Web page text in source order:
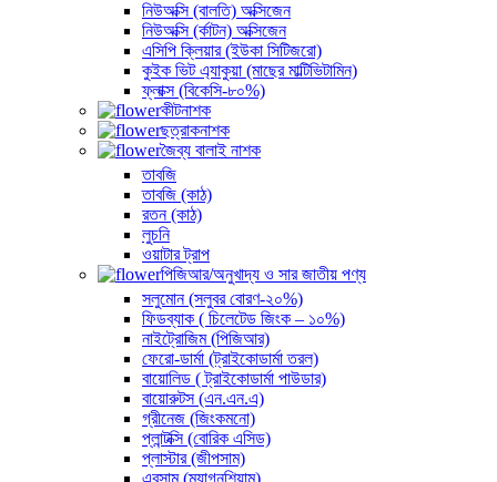
নিউঅক্সি (বালতি) অক্সিজেন
নিউঅক্সি (র্কাটন) অক্সিজেন
এসিপি ক্লিয়ার (ইউকা সিটিজরো)
কুইক ভিট এ্যাকুয়া (মাছের মাল্টিভিটামিন)
ফ্লাক্স (বিকেসি-৮০%)
কীটনাশক
ছত্রাকনাশক
জৈব্য বালাই নাশক
তাবজি
তাবজি (কাঠ)
রতন (কাঠ)
লুচনি
ওয়াটার ট্রাপ
পিজিআর/অনুখাদ্য ও সার জাতীয় পণ্য
সলুমোন (সলুবর বোরণ-২০%)
ফিডব্যাক ( চিলেটেড জিংক – ১০%)
নাইট্রোজিম (পিজিআর)
ফেরো-ডার্মা (ট্রাইকোডার্মা তরল)
বায়োলিড ( ট্রাইকোডার্মা পাউডার)
বায়োরুটস (এন.এন.এ)
গ্রীনেজ (জিংকমনো)
প্লান্টক্সি (বোরিক এসিড)
প্লাস্টার (জীপসাম)
এবসাম (ম্যাগনশিয়াম)